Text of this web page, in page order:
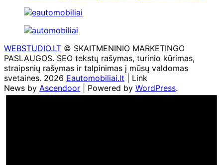
WEBSTUDIO.LT © SKAITMENINIO MARKETINGO
PASLAUGOS. SEO tekstų rašymas, turinio kūrimas,
straipsnių rašymas ir talpinimas į mūsų valdomas
svetaines. 2026 Eautomobiliai.lt | Link
News by Ascendoor | Powered by WordPress.